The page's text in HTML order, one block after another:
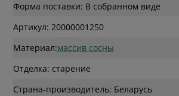
Форма поставки: В собранном виде
Артикул: 20000001250
Материал:массив сосны
Отделка: старение
Страна-производитель: Беларусь